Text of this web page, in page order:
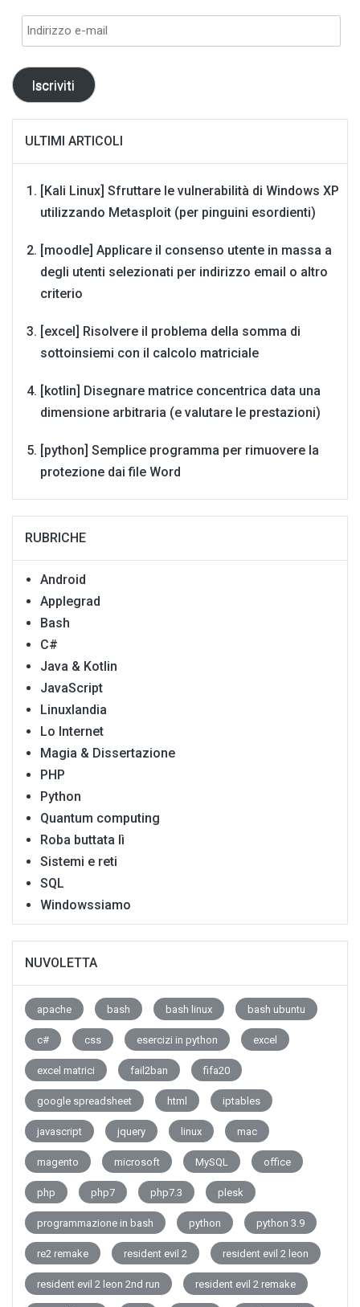
Indirizzo
Iscriviti
ULTIMI ARTICOLI
[Kali Linux] Sfruttare le vulnerabilità di Windows XP
utilizzando Metasploit (per pinguini esordienti)
[moodle] Applicare il consenso utente in massa a
degli utenti selezionati per indirizzo email o altro
criterio
[excel] Risolvere il problema della somma di
sottoinsiemi con il calcolo matriciale
[kotlin] Disegnare matrice concentrica data una
dimensione arbitraria (e valutare le prestazioni)
[python] Semplice programma per rimuovere la
protezione dai file Word
RUBRICHE
Android
Applegrad
Bash
C#
Java & Kotlin
JavaScript
Linuxlandia
Lo Internet
Magia & Dissertazione
PHP
Python
Quantum computing
Roba buttata lì
Sistemi e reti
SQL
Windowssiamo
NUVOLETTA
apache bash bash linux bash ubuntu
c# css esercizi in python excel
excel matrici fail2ban fifa20
google spreadsheet html iptables
javascript jquery linux mac
magento microsoft MySQL office
php php7 php7.3 plesk
programmazione in bash python python 3.9
re2 remake resident evil 2 resident evil 2 leon
resident evil 2 leon 2nd run resident evil 2 remake